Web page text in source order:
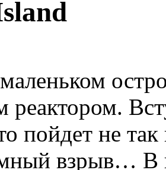
реактором.
пойдет не
взрыв… В